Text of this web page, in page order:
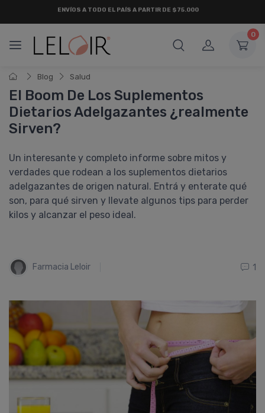
0
Blog Salud
El Boom De Los Suplementos
Dietarios Adelgazantes ¿realmente
Sirven?
Un interesante y completo informe sobre mitos y
verdades que rodean a los suplementos dietarios
adelgazantes de origen natural. Entrá y enterate qué
son, para qué sirven y llevate algunos tips para perder
kilos y alcanzar el peso ideal.
Farmacia Leloir 1